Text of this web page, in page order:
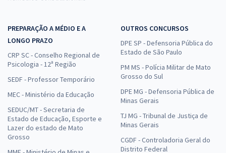
PREPARAÇÃO A MÉDIO E A
LONGO PRAZO
CRP SC - Conselho Regional de
Psicologia - 12ª Região
SEDF - Professor Temporário
MEC - Ministério da Educação
SEDUC/MT - Secretaria de
Estado de Educação, Esporte e
Lazer do estado de Mato
Grosso
OUTROS CONCURSOS
DPE SP - Defensoria Pública do
Estado de São Paulo
PM MS - Polícia Militar de Mato
Grosso do Sul
DPE MG - Defensoria Pública de
Minas Gerais
TJ MG - Tribunal de Justiça de
Minas Gerais
CGDF - Controladoria Geral do
Distrito Federal